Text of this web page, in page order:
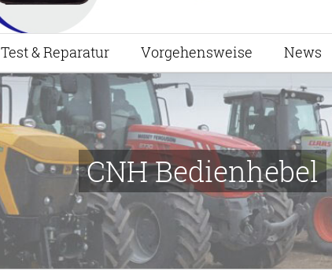
Test & Reparatur Vorgehensweise News
CNH Bedienhebel